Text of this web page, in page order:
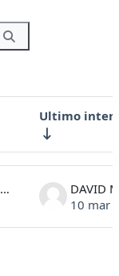
Cerca nei forum
Cerca nei forum
Ultimo
DAVID MARZOCCA
10 mar